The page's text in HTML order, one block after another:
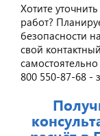
Хотите
работ?
безопасности
свой
800 550-87-68 -